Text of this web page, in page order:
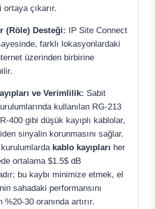
çıkarır.
(Röle) Desteği: IP Site Connect
farklı lokasyonlardaki
üzerinden birbirine
ve Verimlilik: Sabit
kullanılan RG-213
400 gibi düşük kayıplı kablolar,
sinyalin korunmasını sağlar.
kablo kayıpları her
ortalama $1.5$dB
bu kaybı minimize etmek, el
sahadaki performansını
%20-30 oranında artırır.